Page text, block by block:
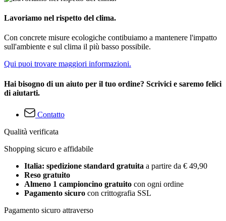
Lavoriamo nel rispetto del clima.
Con concrete misure ecologiche contibuiamo a mantenere l'impatto
sull'ambiente e sul clima il più basso possibile.
Qui puoi trovare maggiori informazioni.
Hai bisogno di un aiuto per il tuo ordine? Scrivici e saremo felici
di aiutarti.
Contatto
Qualità verificata
Shopping sicuro e affidabile
Italia: spedizione standard gratuita a partire da € 49,90
Reso gratuito
Almeno 1 campioncino gratuito con ogni ordine
Pagamento sicuro con crittografia SSL
Pagamento sicuro attraverso